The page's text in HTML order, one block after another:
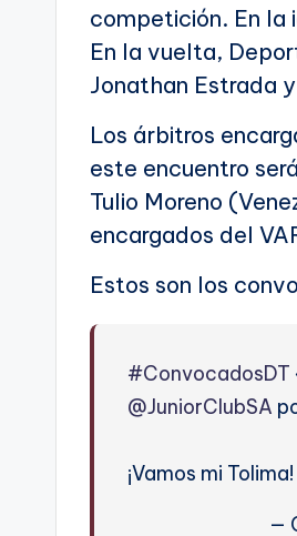
competición. En la
En la vuelta,
Jonathan Estrada
Los árbitros
este encuentro
Tulio Moreno
encargados del
Estos son los
#ConvocadosDT
@JuniorClubSA
¡Vamos mi
—